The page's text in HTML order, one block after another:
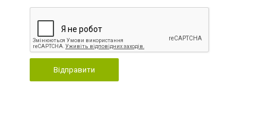
Відправити